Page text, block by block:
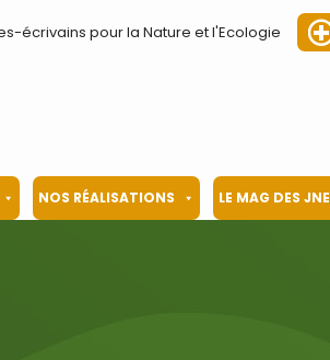
écrivains pour la Nature et l'Ecologie
NOS RÉALISATIONS LE MAG DES JNE